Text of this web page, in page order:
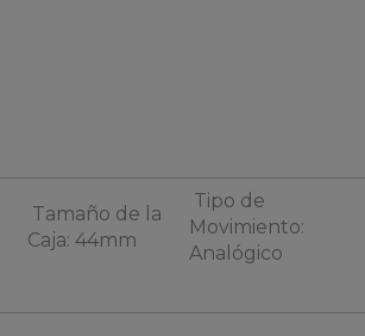
Tamaño de la
Caja: 44mm
Tipo de
Movimiento:
Analógico